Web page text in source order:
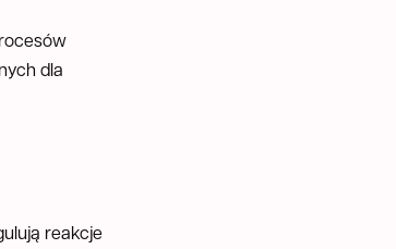
dla
reakcje